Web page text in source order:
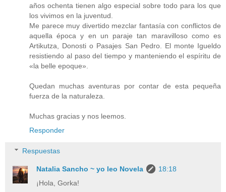
años ochenta tienen algo especial sobre todo para los que
los vivimos en la juventud.
Me parece muy divertido mezclar fantasía con conflictos de
aquella época y en un paraje tan maravilloso como es
Artikutza, Donosti o Pasajes San Pedro. El monte Igueldo
resistiendo al paso del tiempo y manteniendo el espíritu de
«la belle epoque».
Quedan muchas aventuras por contar de esta pequeña
fuerza de la naturaleza.
Muchas gracias y nos leemos.
Responder
Respuestas
Natalia Sancho ~ yo leo Novela
18:18
¡Hola, Gorka!